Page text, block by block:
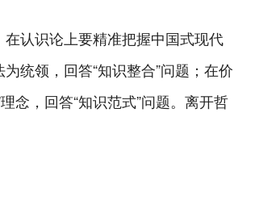
认识论上要精准把握中国式现代
统领，回答“知识整合”问题；在价
念，回答“知识范式”问题。离开哲